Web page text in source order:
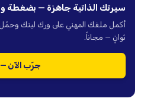
سيرتك الذاتية جاهزة — بضغطة
أكمل ملفك المهني على ورك لينك وحمّل
ثوانٍ — مجاناً.
جرّب الآن —